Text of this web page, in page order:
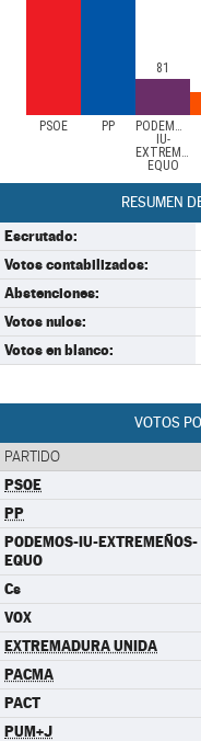
PSOE PP
PODEMOS-
IU-
EQUO
81
RESUMEN
Escrutado:
Votos contabilizados:
Abstenciones:
Votos nulos:
Votos en blanco:
VOTOS
PARTIDO
PSOE
PP
PODEMOS-IU-EXTREMEÑOS-
EQUO
Cs
VOX
EXTREMADURA UNIDA
PACMA
PACT
PUM+J